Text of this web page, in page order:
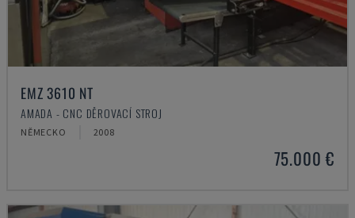
EMZ 3610 NT
AMADA - CNC DĚROVACÍ STROJ
NĚMECKO 2008
75.000 €